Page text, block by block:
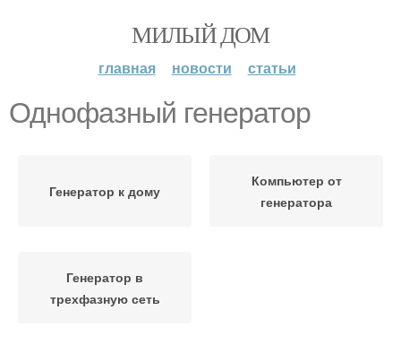
МИЛЫЙ ДОМ
главная новости статьи
Однофазный генератор
Генератор к дому
Компьютер от
генератора
Генератор в
трехфазную сеть